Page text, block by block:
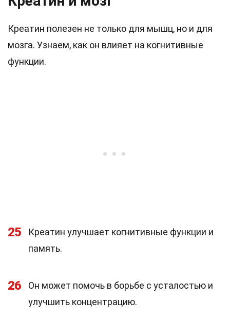
Креатин полезен не только для мышц, но и для
мозга. Узнаем, как он влияет на когнитивные
функции.
25
Креатин улучшает когнитивные функции и
память.
26
Он может помочь в борьбе с усталостью и
улучшить концентрацию.